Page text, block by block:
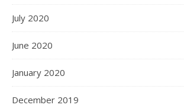
July 2020
June 2020
January 2020
December 2019